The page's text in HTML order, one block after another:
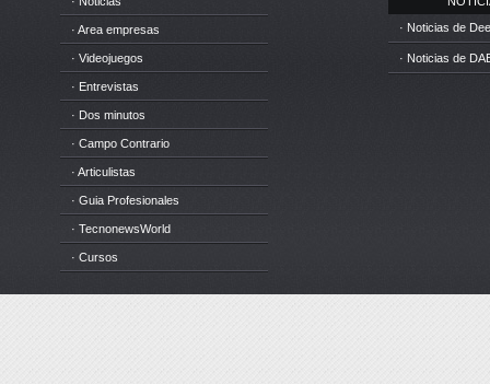
· Area empresas
· Videojuegos
· Entrevistas
· Dos minutos
· Campo Contrario
· Articulistas
· Guia Profesionales
· TecnonewsWorld
· Cursos
· Noticias de
· Noticias de